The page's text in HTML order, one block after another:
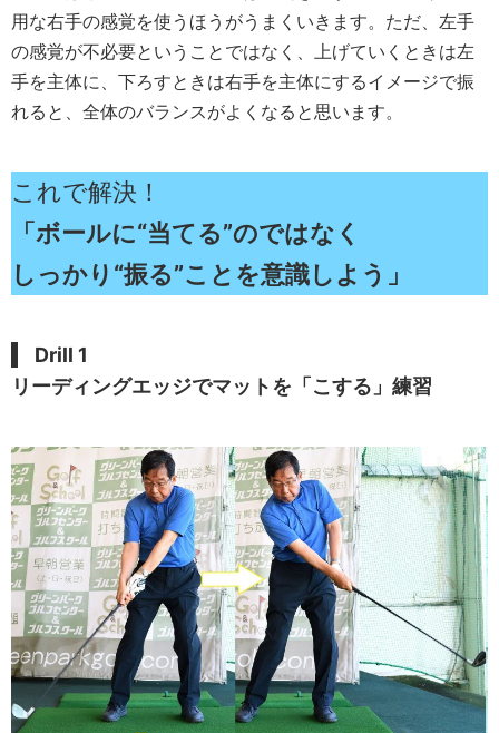
用な右手の感覚を使うほうがうまくいきます。ただ、左手
の感覚が不必要ということではなく、上げていくときは左
手を主体に、下ろすときは右手を主体にするイメージで振
れると、全体のバランスがよくなると思います。
これで解決！
「ボールに“当てる”のではなく
しっかり“振る”ことを意識しよう」
Drill 1
リーディングエッジでマットを「こする」練習